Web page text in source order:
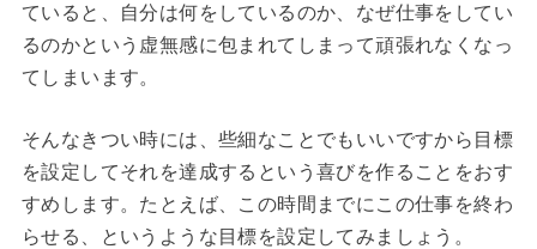
ていると、自分は何をしているのか、なぜ仕事をしてい
るのかという虚無感に包まれてしまって頑張れなくなっ
てしまいます。
そんなきつい時には、些細なことでもいいですから目標
を設定してそれを達成するという喜びを作ることをおす
すめします。たとえば、この時間までにこの仕事を終わ
らせる、というような目標を設定してみましょう。